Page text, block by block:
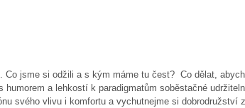
Co jsme si odžili a s kým máme tu čest? Co dělat,
a lehkostí k paradigmatům soběstačné
svého vlivu i komfortu a vychutnejme si dobrodružství